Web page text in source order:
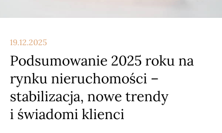
19.12.2025
Podsumowanie 2025 roku na
rynku nieruchomości –
stabilizacja, nowe trendy
i świadomi klienci